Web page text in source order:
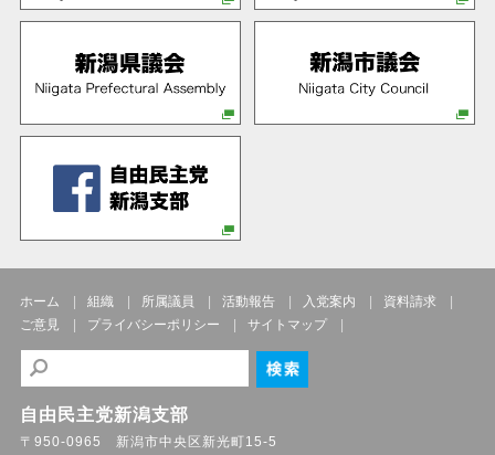
ホーム 組織 所属議員 活動報告 入党案内
資料請求
ご意見
プライバシーポリシー サイトマップ
自由民主党新潟支部
〒950-0965 新潟市中央区新光町15-5